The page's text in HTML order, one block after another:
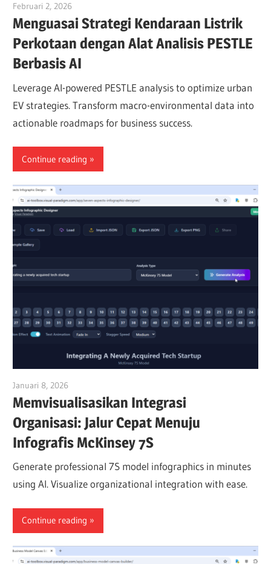
Februari 2, 2026
Menguasai Strategi Kendaraan Listrik
Perkotaan dengan Alat Analisis PESTLE
Berbasis AI
Leverage AI-powered PESTLE analysis to optimize urban
EV strategies. Transform macro-environmental data into
actionable roadmaps for business success.
Continue reading
Januari 8, 2026
Memvisualisasikan Integrasi
Organisasi: Jalur Cepat Menuju
Infografis McKinsey 7S
Generate professional 7S model infographics in minutes
using AI. Visualize organizational integration with ease.
Continue reading